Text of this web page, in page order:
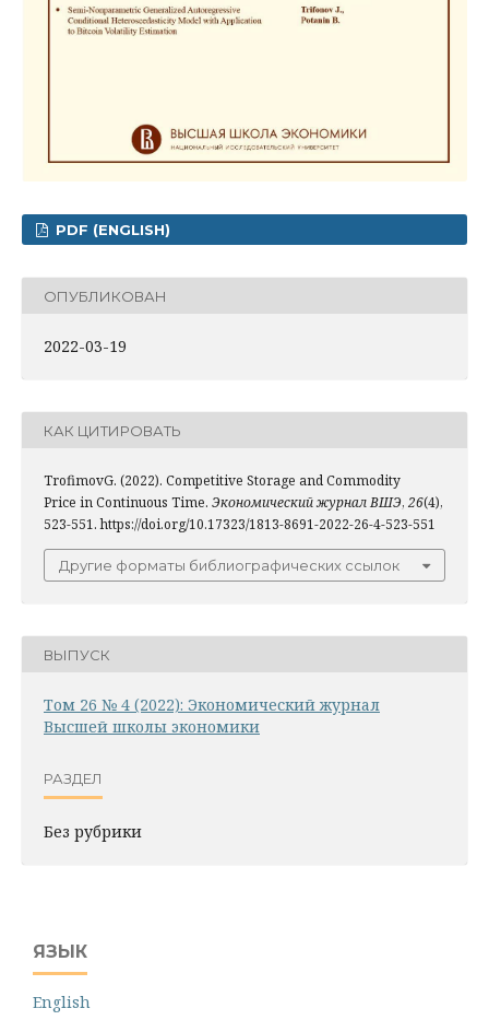
PDF (ENGLISH)
ОПУБЛИКОВАН
2022-03-19
КАК ЦИТИРОВАТЬ
TrofimovG. (2022). Competitive Storage and Commodity
Price in Continuous Time. Экономический журнал ВШЭ, 26(4),
523-551. https://doi.org/10.17323/1813-8691-2022-26-4-523-551
Другие форматы библиографических ссылок
ВЫПУСК
Том 26 № 4 (2022): Экономический журнал
Высшей школы экономики
РАЗДЕЛ
Без рубрики
ЯЗЫК
English